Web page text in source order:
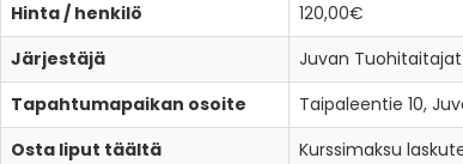
Hinta / henkilö
120,00€
Järjestäjä
Juvan Tuohitaitajat
Tapahtumapaikan osoite
Taipaleentie 10,
Osta liput täältä
Kurssimaksu